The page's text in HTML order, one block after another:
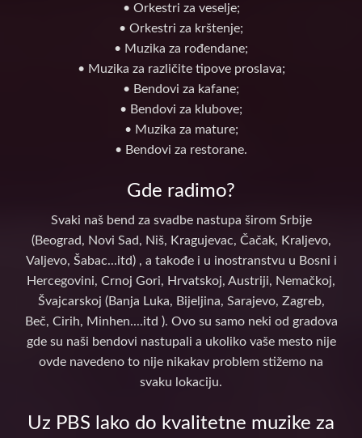
• Orkestri za veselje;
• Orkestri za krštenje;
• Muzika za rođendane;
• Muzika za različite tipove proslava;
• Bendovi za kafane;
• Bendovi za klubove;
• Muzika za mature;
• Bendovi za restorane.
Gde radimo?
Svaki naš bend za svadbe nastupa širom Srbije
(Beograd, Novi Sad, Niš, Kragujevac, Čačak, Kraljevo,
Valjevo, Šabac...itd) , a takođe i u inostranstvu u Bosni i
Hercegovini, Crnoj Gori, Hrvatskoj, Austriji, Nemačkoj,
Švajcarskoj (Banja Luka, Bijeljina, Sarajevo, Zagreb,
Beč, Cirih, Minhen....itd ). Ovo su samo neki od gradova
gde su naši bendovi nastupali a ukoliko vaše mesto nije
ovde navedeno to nije nikakav problem stižemo na
svaku lokaciju.
Uz PBS lako do kvalitetne muzike za